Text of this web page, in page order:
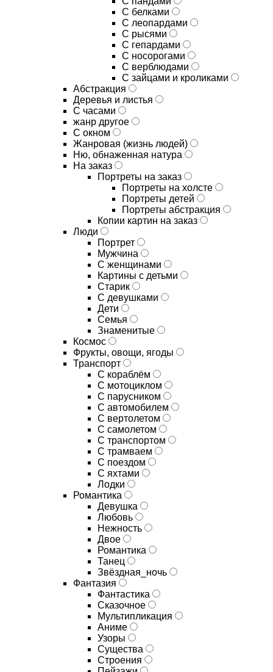
С белками
С леопардами
С рысями
С гепардами
С носорогами
С верблюдами
С зайцами и кроликами
Абстракция
Деревья и листья
С часами
жанр другое
С окном
Жанровая (жизнь людей)
Ню, обнаженная натура
На заказ
Портреты на заказ
Портреты на холсте
Портреты детей
Портреты абстракция
Копии картин на заказ
Люди
Портрет
Мужчина
С женщинами
Картины с детьми
Старик
С девушками
Дети
Семья
Знаменитые
Космос
Фрукты, овощи, ягоды
Транспорт
С кораблём
С мотоциклом
С парусником
С автомобилем
С вертолетом
С самолетом
С транспортом
С трамваем
С поездом
С яхтами
Лодки
Романтика
Девушка
Любовь
Нежность
Двое
Романтика
Танец
Звёздная_ночь
Фантазия
Фантастика
Сказочное
Мультипликация
Аниме
Узоры
Существа
Строения